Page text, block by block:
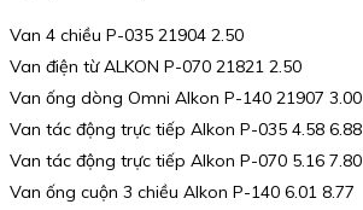
Van 4 chiều P-035 21904 2.50
Van điện từ ALKON P-070 21821 2.50
Van ống dòng Omni Alkon P-140 21907 3.00
Van tác động trực tiếp Alkon P-035 4.58 6.88
Van tác động trực tiếp Alkon P-070 5.16 7.80
Van ống cuộn 3 chiều Alkon P-140 6.01 8.77